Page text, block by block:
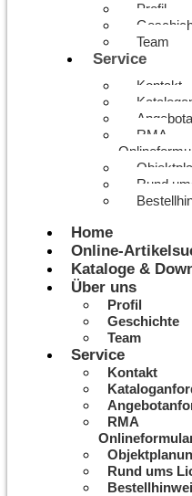
Profil
Team
Service
Kontakt
RMA
Rund
Home
Online-
Kataloge &
Über uns
Profil
Geschichte
Team
Service
Kontakt
RMA
Rund ums